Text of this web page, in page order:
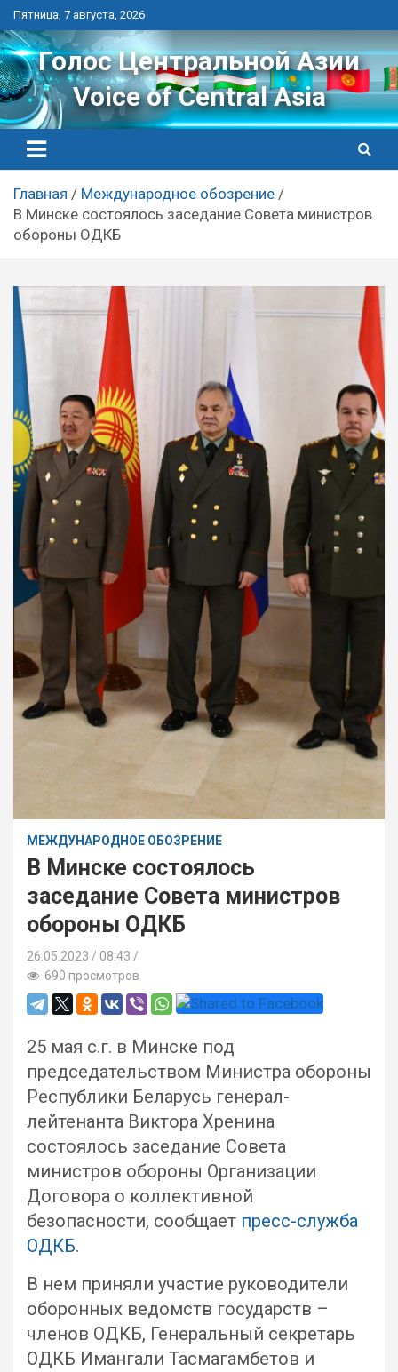
Перейти
к
контенту
Пятница, 7 августа, 2026
Голос Центральной Азии
Voice of Central Asia
Главная
Международное обозрение
В Минске состоялось заседание Совета министров
обороны ОДКБ
МЕЖДУНАРОДНОЕ ОБОЗРЕНИЕ
В Минске состоялось
заседание Совета министров
обороны ОДКБ
26.05.2023
08:43 /
690 просмотров
25 мая с.г. в Минске под
председательством Министра обороны
Республики Беларусь генерал-
лейтенанта Виктора Хренина
состоялось заседание Совета
министров обороны Организации
Договора о коллективной
безопасности, сообщает пресс-служба
ОДКБ.
В нем приняли участие руководители
оборонных ведомств государств –
членов ОДКБ, Генеральный секретарь
ОДКБ Имангали Тасмагамбетов и